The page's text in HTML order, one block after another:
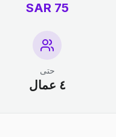
75 SAR
حتى
٤ عمال